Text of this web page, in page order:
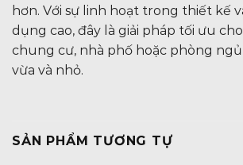
hơn. Với sự linh hoạt trong thiết kế
dụng cao, đây là giải pháp tối ưu
chung cư, nhà phố hoặc phòng
vừa và nhỏ.
SẢN PHẨM TƯƠNG TỰ